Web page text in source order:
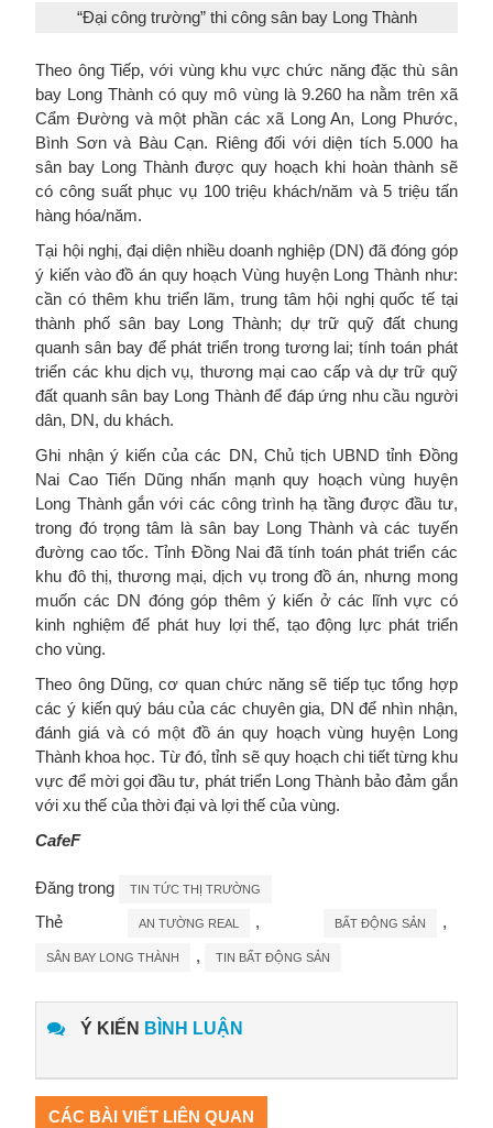
“Đại công trường” thi công sân bay Long Thành
Theo ông Tiếp, với vùng khu vực chức năng đặc thù sân
bay Long Thành có quy mô vùng là 9.260 ha nằm trên xã
Cẩm Đường và một phần các xã Long An, Long Phước,
Bình Sơn và Bàu Cạn. Riêng đối với diện tích 5.000 ha
sân bay Long Thành được quy hoạch khi hoàn thành sẽ
có công suất phục vụ 100 triệu khách/năm và 5 triệu tấn
hàng hóa/năm.
Tại hội nghị, đại diện nhiều doanh nghiệp (DN) đã đóng góp
ý kiến vào đồ án quy hoạch Vùng huyện Long Thành như:
cần có thêm khu triển lãm, trung tâm hội nghị quốc tế tại
thành phố sân bay Long Thành; dự trữ quỹ đất chung
quanh sân bay để phát triển trong tương lai; tính toán phát
triển các khu dịch vụ, thương mại cao cấp và dự trữ quỹ
đất quanh sân bay Long Thành để đáp ứng nhu cầu người
dân, DN, du khách.
Ghi nhận ý kiến của các DN, Chủ tịch UBND tỉnh Đồng
Nai Cao Tiến Dũng nhấn mạnh quy hoạch vùng huyện
Long Thành gắn với các công trình hạ tầng được đầu tư,
trong đó trọng tâm là sân bay Long Thành và các tuyến
đường cao tốc. Tỉnh Đồng Nai đã tính toán phát triển các
khu đô thị, thương mại, dịch vụ trong đồ án, nhưng mong
muốn các DN đóng góp thêm ý kiến ở các lĩnh vực có
kinh nghiệm để phát huy lợi thế, tạo động lực phát triển
cho vùng.
Theo ông Dũng, cơ quan chức năng sẽ tiếp tục tổng hợp
các ý kiến quý báu của các chuyên gia, DN để nhìn nhận,
đánh giá và có một đồ án quy hoạch vùng huyện Long
Thành khoa học. Từ đó, tỉnh sẽ quy hoạch chi tiết từng khu
vực để mời gọi đầu tư, phát triển Long Thành bảo đảm gắn
với xu thế của thời đại và lợi thế của vùng.
CafeF
Đăng trong TIN TỨC THỊ TRƯỜNG
Thẻ AN TƯỜNG REAL , BẤT ĐỘNG SẢN ,
SÂN BAY LONG THÀNH , TIN BẤT ĐỘNG SẢN
Ý KIẾN BÌNH LUẬN
CÁC BÀI VIẾT LIÊN QUAN